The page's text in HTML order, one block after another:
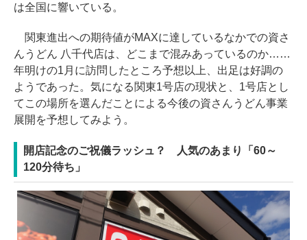
は全国に響いている。
関東進出への期待値がMAXに達しているなかでの資さ
んうどん 八千代店は、どこまで混みあっているのか……
年明けの1月に訪問したところ予想以上、出足は好調の
ようであった。気になる関東1号店の現状と、1号店とし
てこの場所を選んだことによる今後の資さんうどん事業
展開を予想してみよう。
開店記念のご祝儀ラッシュ？ 人気のあまり「60～
120分待ち」